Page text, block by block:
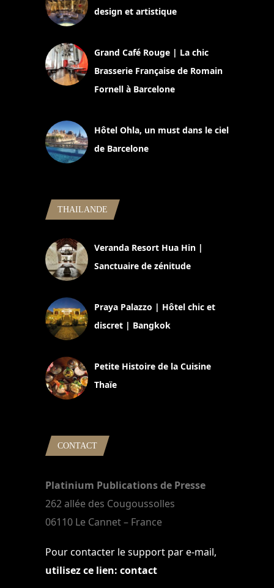
design et artistique
Grand Café Rouge | La chic
Brasserie Française de Romain
Fornell à Barcelone
Hôtel Ohla, un must dans le ciel
de Barcelone
THAILANDE
Veranda Resort Hua Hin |
Sanctuaire de zénitude
Praya Palazzo | Hôtel chic et
discret | Bangkok
Petite Histoire de la Cuisine
Thaïe
CONTACT
Platinium Publications de Presse
262 allée des Cougoussolles
06110 Le Cannet – France
Pour contacter le support par e-mail,
utilisez ce lien: contact